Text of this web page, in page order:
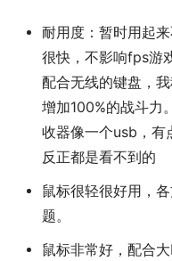
耐用度：暂时用起
很快，不影响fps游
配合无线的键盘，
增加100%的战斗力
收器像一个usb，有
反正都是看不到的
鼠标很轻很好用，
题。
鼠标非常好，配合大